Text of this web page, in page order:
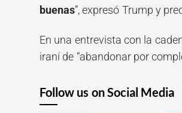
buenas”, expresó Trump y
En una entrevista con la
iraní de “abandonar por
Follow us on Social Media